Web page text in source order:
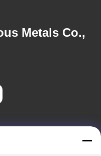
Metals Co.,